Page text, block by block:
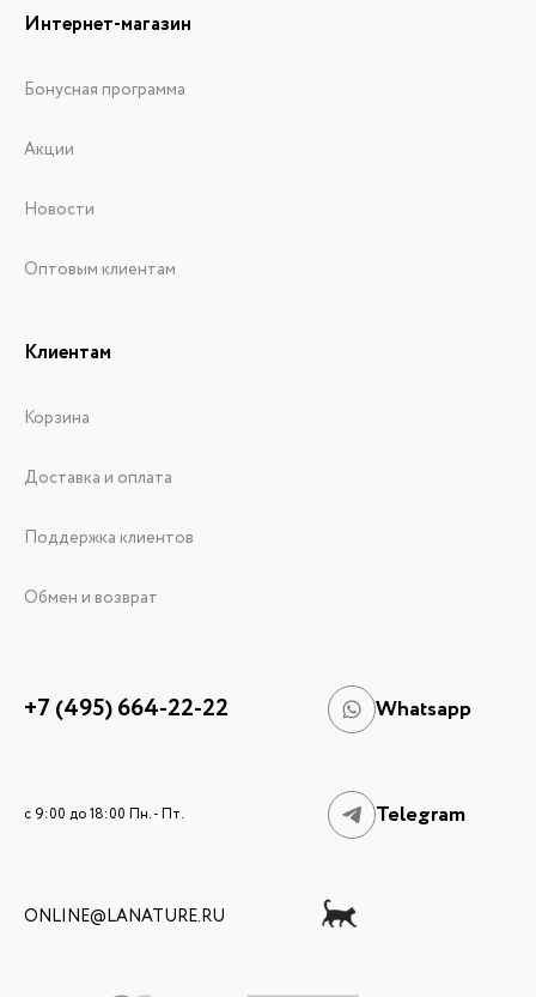
Интернет-магазин
Бонусная программа
Акции
Новости
Оптовым клиентам
Клиентам
Корзина
Доставка и оплата
Поддержка клиентов
Обмен и возврат
+7 (495) 664-22-22 Whatsapp
c 9:00 до 18:00 Пн. - Пт. Telegram
ONLINE@LANATURE.RU